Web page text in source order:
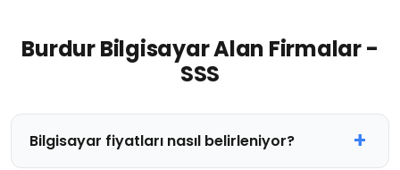
Burdur Bilgisayar Alan Firmalar -
SSS
Bilgisayar fiyatları nasıl belirleniyor?